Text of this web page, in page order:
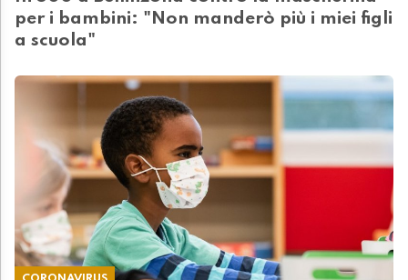
per i bambini: "Non manderò più i miei figli
a scuola"